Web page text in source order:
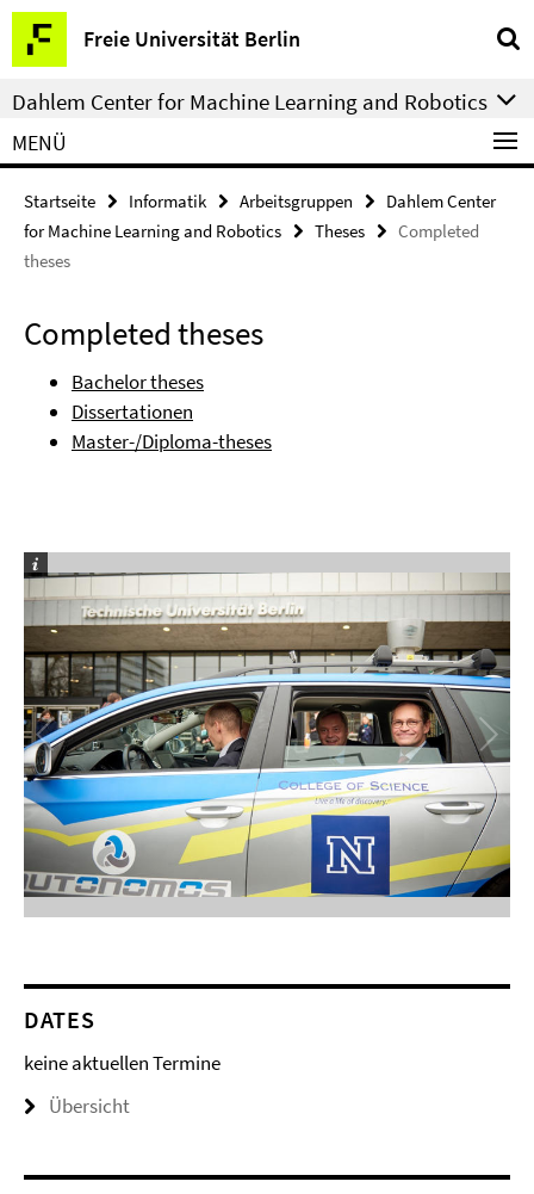
Springe
direkt
zu
Inhalt
Freie Universität Berlin
Service-
Navigation
Dahlem Center for Machine Learning and Robotics
MENÜ
Startseite Informatik Arbeitsgruppen
Dahlem Center
for Machine Learning and Robotics
Theses
Completed
theses
Completed theses
Bachelor theses
Dissertationen
Master-/Diploma-theses
DATES
keine aktuellen Termine
Übersicht